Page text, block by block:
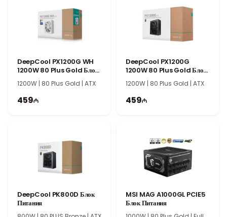
качественные компоненты, стабильную подачу питания и
длительный срок службы, делая его оптимальным выбором для
домашних, офисных и универсальных компьютерных систем.
DeepCool PX1200G WH
1200W 80 Plus Gold Блок
Питания
1200W | 80 Plus Gold | ATX
459
DeepCool PX1200G
1200W 80 Plus Gold Блок
Питания
1200W | 80 Plus Gold | ATX
459
DeepCool PK800D Блок
Питания
MSI MAG A1000GL PCIE5
Блок Питания